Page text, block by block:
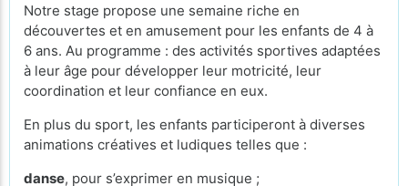
Notre stage propose une semaine riche en
découvertes et en amusement pour les enfants de 4 à
6 ans. Au programme : des activités sportives adaptées
à leur âge pour développer leur motricité, leur
coordination et leur confiance en eux.
En plus du sport, les enfants participeront à diverses
animations créatives et ludiques telles que :
danse, pour s’exprimer en musique ;